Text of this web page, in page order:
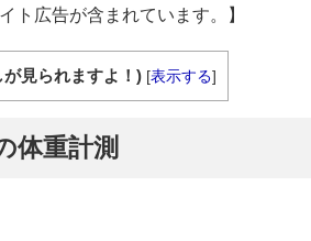
ト広告が含まれています。】
見られますよ！) [表示する]
体重計測